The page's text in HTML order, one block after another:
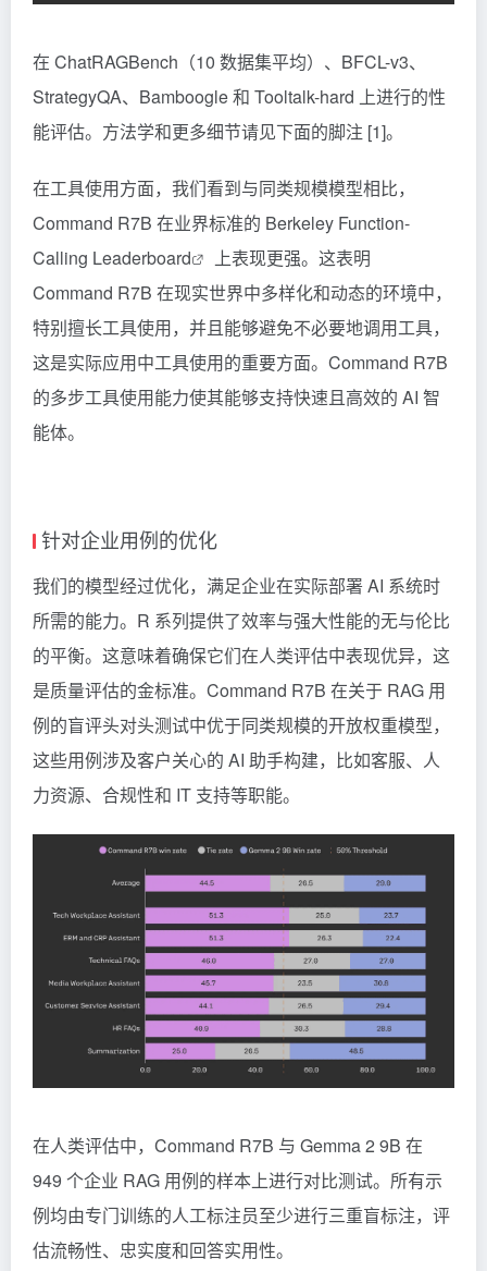
在 ChatRAGBench（10 数据集平均）、BFCL-v3、
StrategyQA、Bamboogle 和 Tooltalk-hard 上进行的性
能评估。方法学和更多细节请见下面的脚注 [1]。
在工具使用方面，我们看到与同类规模模型相比，
Command R7B 在业界标准的 Berkeley Function-
Calling Leaderboard
上表现更强。这表明
Command R7B 在现实世界中多样化和动态的环境中，
特别擅长工具使用，并且能够避免不必要地调用工具，
这是实际应用中工具使用的重要方面。Command R7B
的多步工具使用能力使其能够支持快速且高效的 AI 智
能体。
针对企业用例的优化
我们的模型经过优化，满足企业在实际部署 AI 系统时
所需的能力。R 系列提供了效率与强大性能的无与伦比
的平衡。这意味着确保它们在人类评估中表现优异，这
是质量评估的金标准。Command R7B 在关于 RAG 用
例的盲评头对头测试中优于同类规模的开放权重模型，
这些用例涉及客户关心的 AI 助手构建，比如客服、人
力资源、合规性和 IT 支持等职能。
在人类评估中，Command R7B 与 Gemma 2 9B 在
949 个企业 RAG 用例的样本上进行对比测试。所有示
例均由专门训练的人工标注员至少进行三重盲标注，评
估流畅性、忠实度和回答实用性。